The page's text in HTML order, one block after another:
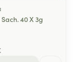
40 X 3g